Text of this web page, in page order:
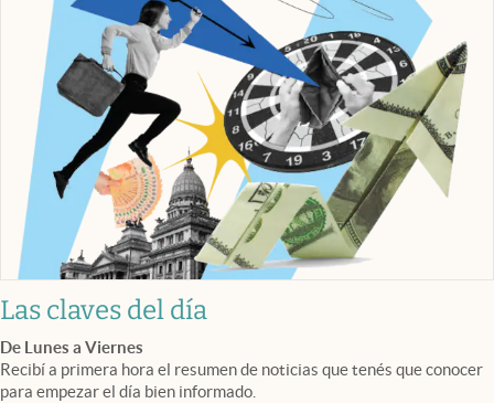
Las claves del día
De Lunes a Viernes
Recibí a primera hora el resumen de noticias que tenés que conocer
para empezar el día bien informado.